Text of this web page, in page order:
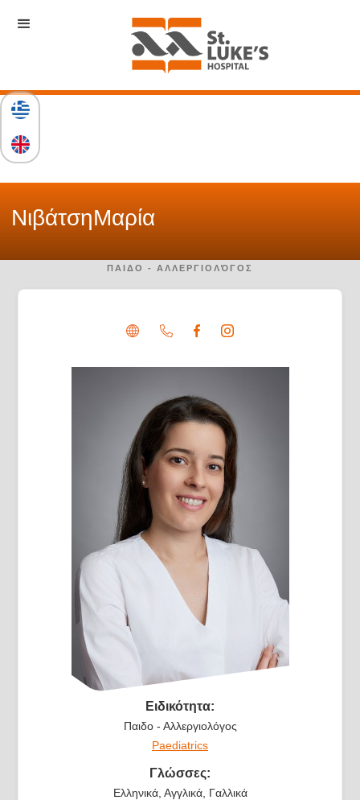
ΝιβάτσηΜαρία
ΠΑΙΔΟ - ΑΛΛΕΡΓΙΟΛΌΓΟΣ
Ειδικότητα:
Παιδο - Αλλεργιολόγος
Paediatrics
Γλώσσες:
Ελληνικά, Αγγλικά, Γαλλικά